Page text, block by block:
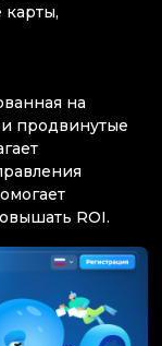
карты,
на
продвинутые
ROI.